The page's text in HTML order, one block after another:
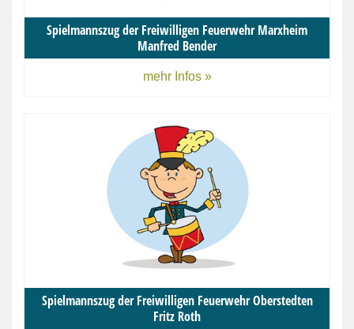
Spielmannszug der Freiwilligen Feuerwehr Marxheim
Manfred Bender
mehr Infos »
Spielmannszug der Freiwilligen Feuerwehr Oberstedten
Fritz Roth